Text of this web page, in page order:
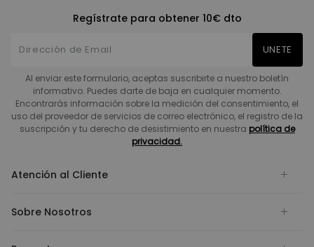
Regístrate para obtener 10€ dto
UNETE
Al enviar este formulario, aceptas suscribirte a nuestro boletín
informativo. Puedes darte de baja en cualquier momento.
Encontrarás información sobre la medición del consentimiento, el
uso del proveedor de servicios de correo electrónico, el registro de la
suscripción y tu derecho de desistimiento en nuestra política de
privacidad.
Atención al Cliente
Sobre Nosotros